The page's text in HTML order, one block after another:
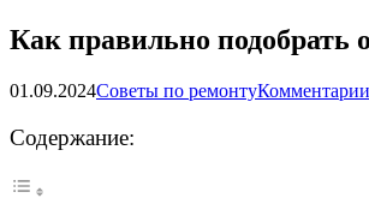
Как правильно подобрать
01.09.2024Советы по ремонту
Содержание: